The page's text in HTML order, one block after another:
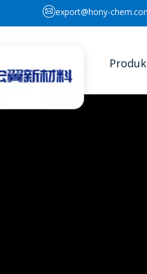
export@hony-